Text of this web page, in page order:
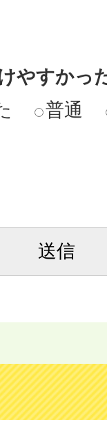
やすかっ
普通